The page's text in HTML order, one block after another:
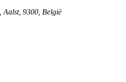
Aalst, 9300 België